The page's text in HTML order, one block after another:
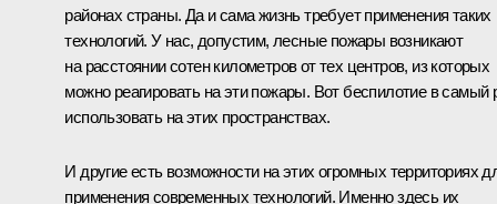
районах страны. Да и сама жизнь требует применения таких
технологий. У нас, допустим, лесные пожары возникают
на расстоянии сотен километров от тех центров, из которых
можно реагировать на эти пожары. Вот беспилотие в самый
использовать на этих пространствах.
И другие есть возможности на этих огромных территориях
применения современных технологий. Именно здесь их